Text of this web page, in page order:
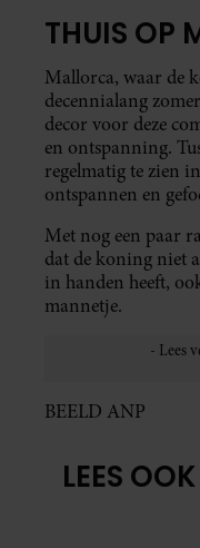
THUIS OP
Mallorca, waar de
decennialang
decor voor deze
en ontspanning.
regelmatig te zien
ontspannen en
Met nog een paar
dat de koning niet
in handen heeft,
mannetje.
BEELD ANP
LEES OOK